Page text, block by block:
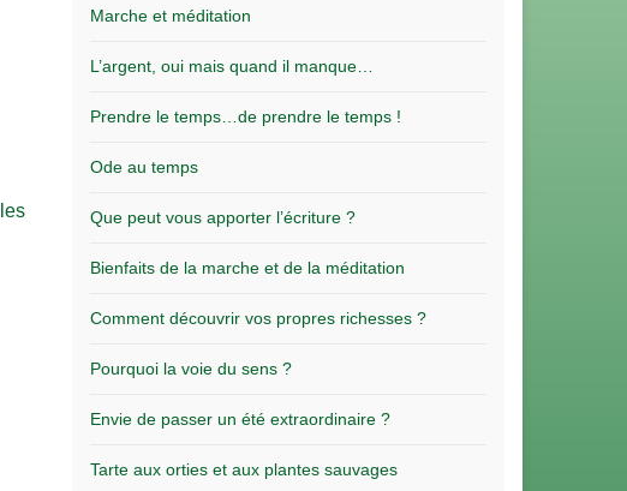
Marche et méditation
L’argent, oui mais quand il manque…
Prendre le temps…de prendre le temps !
Ode au temps
Que peut vous apporter l’écriture ?
Bienfaits de la marche et de la méditation
Comment découvrir vos propres richesses ?
Pourquoi la voie du sens ?
Envie de passer un été extraordinaire ?
Tarte aux orties et aux plantes sauvages